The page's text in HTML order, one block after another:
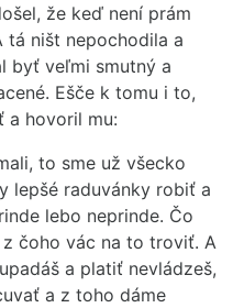
že keď není prám
tá ništ nepochodila a
byť veľmi smutný a
Ešče k tomu i to,
a hovoril mu:
to sme už všecko
lepšé raduvánky robiť a
lebo neprinde. Čo
z čoho vác na to troviť. A
a platiť nevládzeš,
a z toho dáme